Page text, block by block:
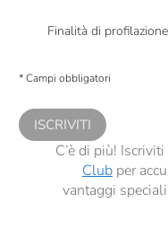
Finalità di profilazione
comunicazioni commerciali
* Campi obbligatori
ISCRIVITI
C’è di più!
Clubper
vantaggi